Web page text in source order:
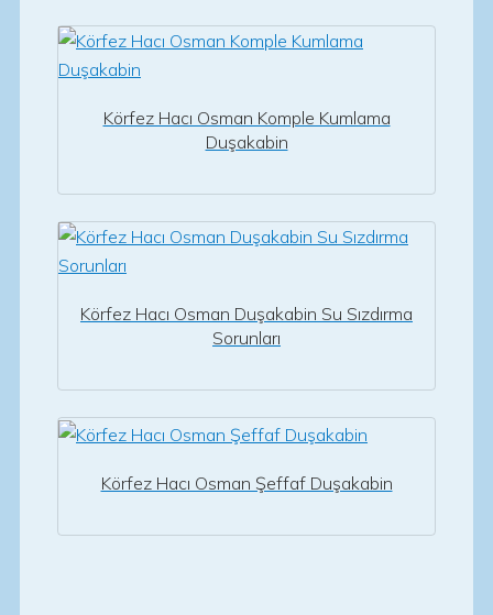
Körfez Hacı Osman Komple Kumlama
Duşakabin
Körfez Hacı Osman Duşakabin Su Sızdırma
Sorunları
Körfez Hacı Osman Şeffaf Duşakabin